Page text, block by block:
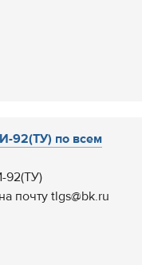
92(ТУ) по всем
92(ТУ)
почту tlgs@bk.ru